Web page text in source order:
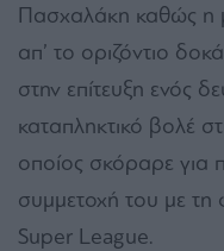
Πασχαλάκη καθώς η
απ’ το οριζόντιο
στην επίτευξη ενός
καταπληκτικό βολέ
οποίος σκόραρε
συμμετοχή του με τη
Super League.